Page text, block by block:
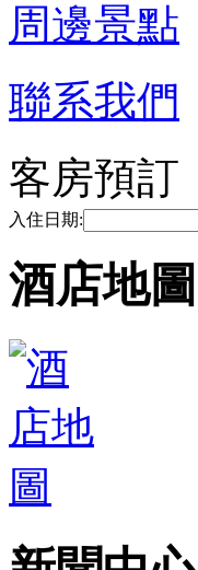
周邊景點
聯系我們
客房預訂
入住日期:
酒店地圖